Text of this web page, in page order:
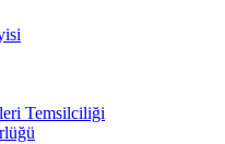
Temsilciliği